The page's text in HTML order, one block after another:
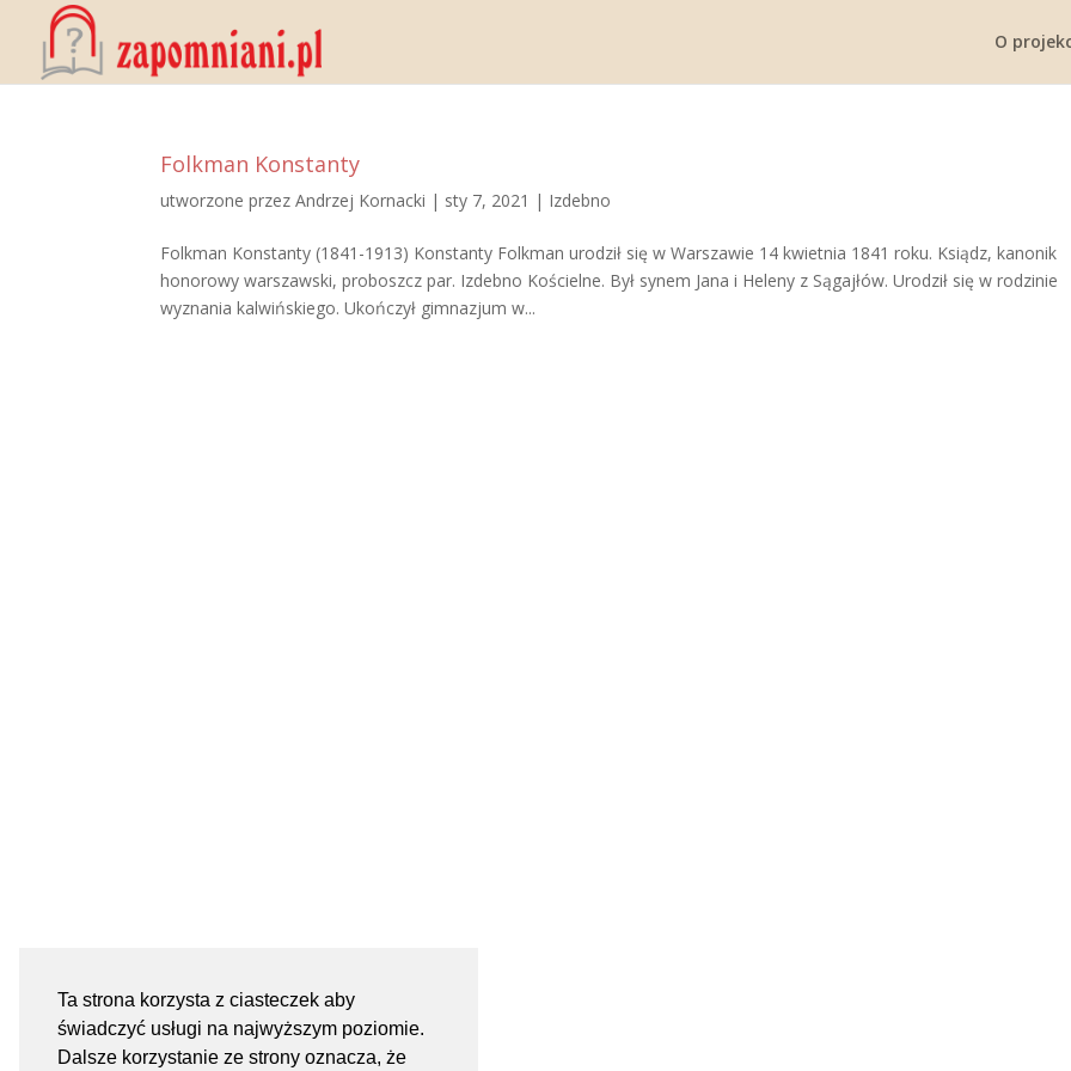
Ta strona korzysta z ciasteczek aby
świadczyć usługi na najwyższym poziomie.
Dalsze korzystanie ze strony oznacza, że
O
Folkman Konstanty
utworzone przezAndrzej Kornacki | sty 7, 2021 | Izdebno
Folkman Konstanty (1841-1913) Konstanty Folkman urodził się w Warszawie 14 kwietnia 1841 roku. Ksiądz, kanonik
honorowy warszawski, proboszcz par. Izdebno Kościelne. Był synem Jana i Heleny z Sągajłów. Urodził się w rodzinie
wyznania kalwińskiego. Ukończył gimnazjum w...